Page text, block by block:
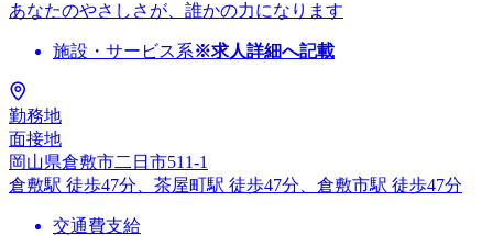
あなたのやさしさが、誰かの力になります
施設・サービス系※求人詳細へ記載
勤務地
面接地
岡山県倉敷市二日市511-1
倉敷駅 徒歩47分、茶屋町駅 徒歩47分、倉敷市駅 徒歩47分
交通費支給